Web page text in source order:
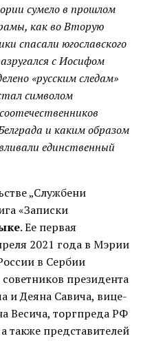
сумело в прошлом
как во Вторую
спасали югославского
с Иосифом
«русским следам»
символом
и каким образом
единственный
„Службени
«Записки
. Ее первая
2021 года в Мэрии
в Сербии
президента
и Деяна Савича, вице-
Весича, торгпреда РФ
также представителей